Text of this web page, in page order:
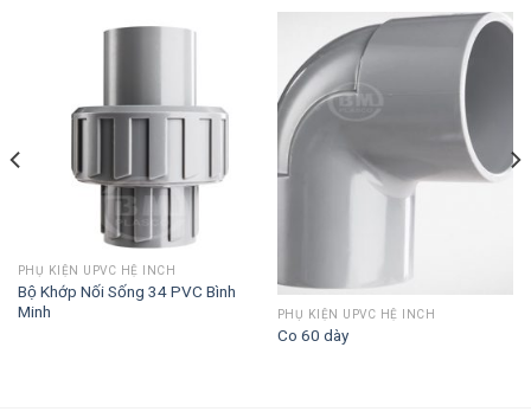
PHỤ KIỆN UPVC HỆ INCH
Bộ Khớp Nối Sống 34 PVC Bình
Minh
PHỤ KIỆN UPVC HỆ INCH
Co 60 dày